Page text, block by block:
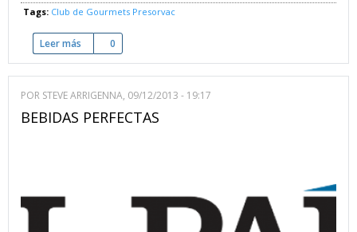
Tags: Club de Gourmets Presorvac
Leer más sobre Pequeños caprichos
0
POR STEVE ARRIGENNA, 09/12/2013 - 19:17
BEBIDAS PERFECTAS